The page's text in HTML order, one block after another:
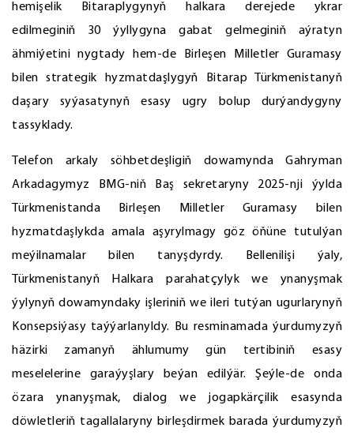
hemişelik Bitaraplygynyň halkara derejede ykrar
edilmeginiň 30 ýyllygyna gabat gelmeginiň aýratyn
ähmiýetini nygtady hem-de Birleşen Milletler Guramasy
bilen strategik hyzmatdaşlygyň Bitarap Türkmenistanyň
daşary syýasatynyň esasy ugry bolup durýandygyny
tassyklady.
Telefon arkaly söhbetdeşligiň dowamynda Gahryman
Arkadagymyz BMG-niň Baş sekretaryny 2025-nji ýylda
Türkmenistanda Birleşen Milletler Guramasy bilen
hyzmatdaşlykda amala aşyrylmagy göz öňüne tutulýan
meýilnamalar bilen tanyşdyrdy. Bellenilişi ýaly,
Türkmenistanyň Halkara parahatçylyk we ynanyşmak
ýylynyň dowamyndaky işleriniň we ileri tutýan ugurlarynyň
Konsepsiýasy taýýarlanyldy. Bu resminamada ýurdumyzyň
häzirki zamanyň ählumumy gün tertibiniň esasy
meselelerine garaýyşlary beýan edilýär. Şeýle-de onda
özara ynanyşmak, dialog we jogapkärçilik esasynda
döwletleriň tagallalaryny birleşdirmek barada ýurdumyzyň